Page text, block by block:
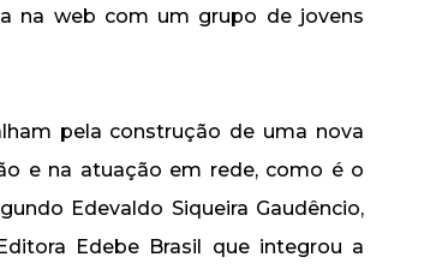
na web com um grupo de jovens
pela construção de uma nova
e na atuação em rede, como é o
Edevaldo Siqueira Gaudêncio,
Edebe Brasil que integrou a